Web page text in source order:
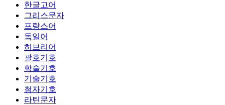
한글고어
그리스문자
프랑스어
독일어
히브리어
괄호기호
학술기호
기술기호
첨자기호
라틴문자